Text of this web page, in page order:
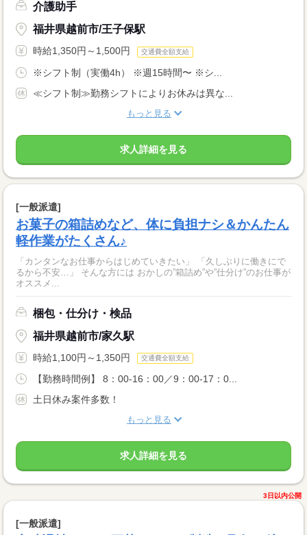
介護助手
福井県越前市/王子保駅
時給1,350円～1,500円 交通費全額支給
※シフト制（実働4h） ※週15時間〜 ※シ...
≪シフト制≫勤務シフトによりお休みは異な...
もっと見る
求人詳細を見る
[一般派遣]
お菓子の箱詰めなど、体に負担ナシ＆かんたん
軽作業がたくさん♪
「カンタンなお仕事からはじめていきたい」 「久しぶりに働きにで
るから不安…」 そんな方には おかしの”箱詰め”や”仕分け”のお仕事が
オススメ...
梱包・仕分け・検品
福井県越前市/家久駅
時給1,100円～1,350円 交通費全額支給
【勤務時間例】 8：00-16：00／9：00-17：0...
土日休み案件多数！
もっと見る
求人詳細を見る
3日以内公開
[一般派遣]